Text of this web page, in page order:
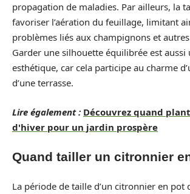
propagation de maladies. Par ailleurs, la
favoriser l’aération du feuillage, limitant
problèmes liés aux champignons et
Garder une silhouette équilibrée est aussi
esthétique, car cela participe au charme
d’une terrasse.
Lire également : Découvrez quand
d'hiver pour un jardin prospère
Quand tailler un citronnier
La période de taille d’un citronnier en pot